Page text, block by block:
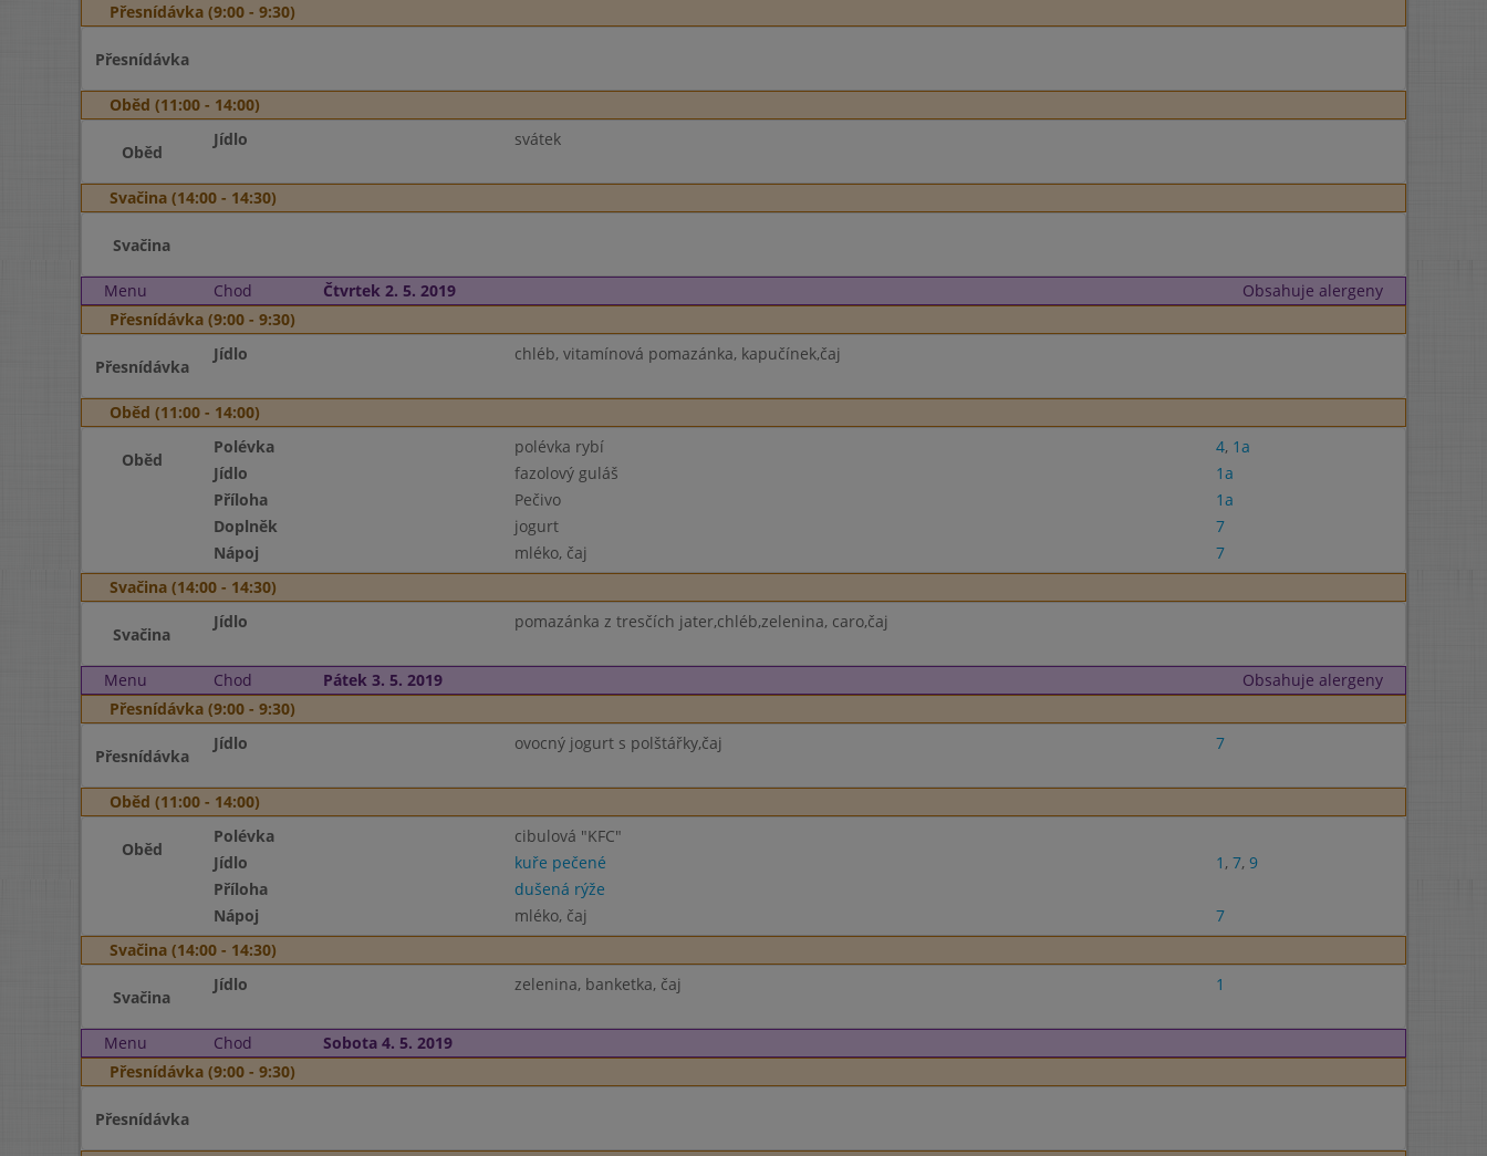
Přesnídávka (9:00 - 9:30)
Přesnídávka
Oběd (11:00 - 14:00)
Oběd
Jídlo svátek
Svačina (14:00 - 14:30)
Svačina
Menu Chod Čtvrtek 2. 5. 2019
Obsahuje alergeny
Přesnídávka (9:00 - 9:30)
Přesnídávka
Jídlo chléb, vitamínová pomazánka, kapučínek,čaj
Oběd (11:00 - 14:00)
Oběd
Polévka polévka rybí 4, 1a
Jídlo
fazolový guláš
1a
Příloha
Pečivo
1a
Doplněk
jogurt
7
Nápoj
mléko, čaj
7
Svačina (14:00 - 14:30)
Svačina
Jídlo pomazánka z tresčích jater,chléb,zelenina, caro,čaj
Menu Chod Pátek 3. 5. 2019
Obsahuje alergeny
Přesnídávka (9:00 - 9:30)
Přesnídávka
Jídlo ovocný jogurt s polštářky,čaj 7
Oběd (11:00 - 14:00)
Oběd
Polévka
cibulová "KFC"
Jídlo
kuře pečené 1 , 7, 9
Příloha
dušená rýže
Nápoj
mléko, čaj
7
Svačina (14:00 - 14:30)
Svačina
Jídlo zelenina, banketka, čaj 1
Menu Chod
Sobota 4. 5. 2019
Přesnídávka (9:00 - 9:30)
Přesnídávka